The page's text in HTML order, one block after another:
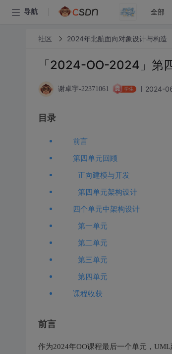
导航 全部
社区 2024年北航面向对象设计与构造
「2024-OO-2024」
谢卓宇-22371061 学生 2024-
目录
前言
第四单元回顾
正向建模与开发
第四单元架构设计
四个单元中架构设计
第一单元
第二单元
第三单元
第四单元
课程收获
前言
作为2024年OO课程最后一个单元，